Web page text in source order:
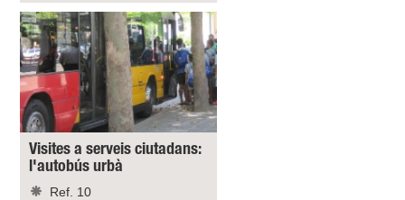
Visites a serveis ciutadans:
l'autobús urbà
Ref. 10